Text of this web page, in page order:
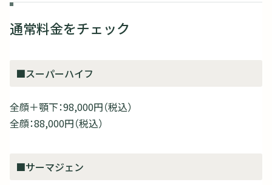
通常料金をチェック
■スーパーハイフ
全顔＋顎下：98,000円（税込）
全顔：88,000円（税込）
■サーマジェン